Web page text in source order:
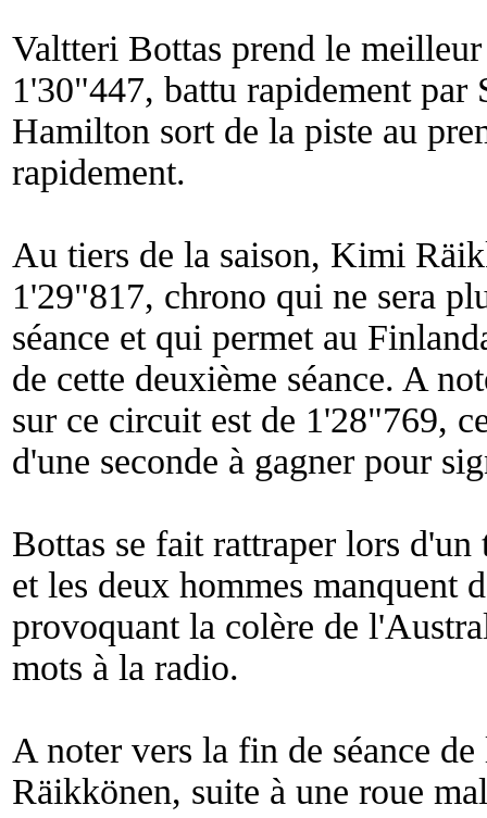
Valtteri Bottas prend le
1'30"447, battu rapidement par
Hamilton sort de la piste au
rapidement.
Au tiers de la saison, Kimi
1'29"817, chrono qui ne sera
séance et qui permet au
de cette deuxième séance. A
sur ce circuit est de 1'28"769,
d'une seconde à gagner pour
Bottas se fait rattraper lors
et les deux hommes manquent
provoquant la colère de
mots à la radio.
A noter vers la fin de séance
Räikkönen, suite à une roue